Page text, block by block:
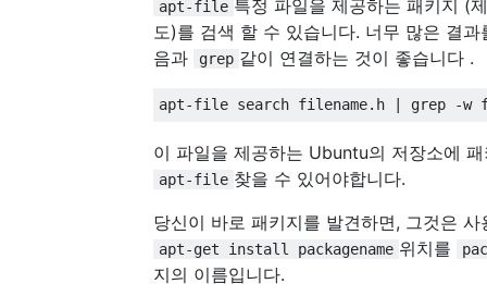
apt-file 특정 파일을 제공하는 패키지 (
도)를 검색 할 수 있습니다. 너무 많은 결
음과
grep 같이 연결하는 것이 좋습니다 .
이 파일을 제공하는 Ubuntu의 저장소에
apt-file 찾을 수 있어야합니다.
당신이 바로 패키지를 발견하면, 그것은 사
apt-get install packagename 위치를
지의 이름입니다.